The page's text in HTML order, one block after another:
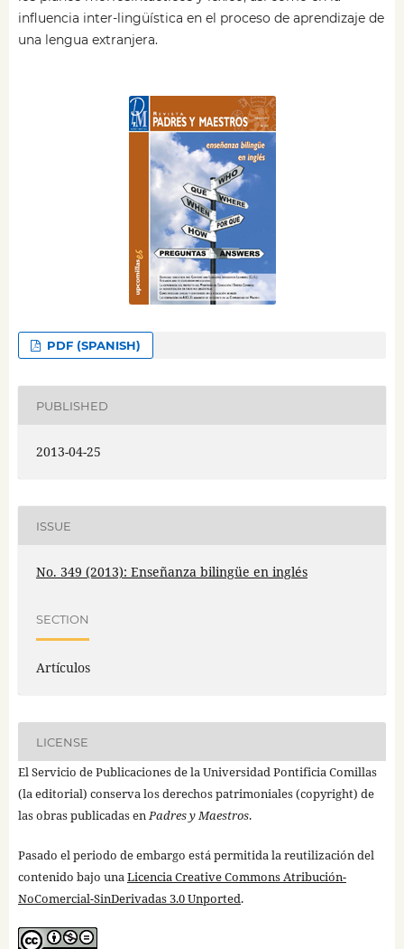
influencia inter-lingüística en el proceso de aprendizaje de
una lengua extranjera.
PDF (SPANISH)
PUBLISHED
2013-04-25
ISSUE
No. 349 (2013): Enseñanza bilingüe en inglés
SECTION
Artículos
LICENSE
El Servicio de Publicaciones de la Universidad Pontificia Comillas
(la editorial) conserva los derechos patrimoniales (copyright) de
las obras publicadas enPadres y Maestros.
Pasado el periodo de embargo está permitida la reutilización del
contenido bajo unaLicencia Creative Commons Atribución-
NoComercial-SinDerivadas 3.0 Unported.